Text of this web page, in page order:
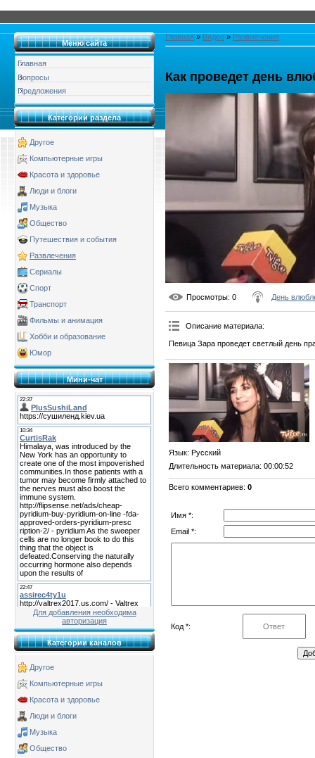
Меню сайта
Главная
Вопросы
Предложения
Категории раздела
Другое
Компьютерные игры
Красота и здоровье
Люди и блоги
Музыка
Общество
Путешествия и события
Развлечения
Сериалы
Спорт
Транспорт
Фильмы и анимация
Хобби и образование
Юмор
Мини-чат
Для добавления необходима
авторизация
Категории каналов
Другое
Компьютерные игры
Красота и здоровье
Люди и блоги
Музыка
Общество
Главная » Видео » Развлечения
Как проведет день
Просмотры: 0 День
Описание материала:
Певица Зара проведет светлый день
Язык: Русский
Длительность материала: 00:00:52
Всего комментариев: 0
Имя *:
Email *:
Код *: